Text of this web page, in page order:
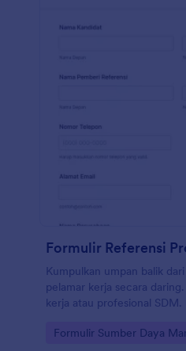
Formulir Referensi
Kumpulkan umpan balik
pelamar kerja secara
kerja atau profesional SDM.
Go to Category:
Formulir Sumber Daya